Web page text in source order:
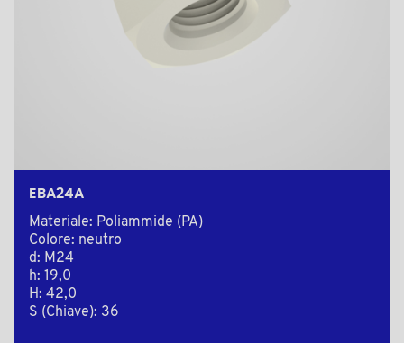
EBA24A
Materiale: Poliammide (PA)
Colore: neutro
d: M24
h: 19,0
H: 42,0
S (Chiave): 36